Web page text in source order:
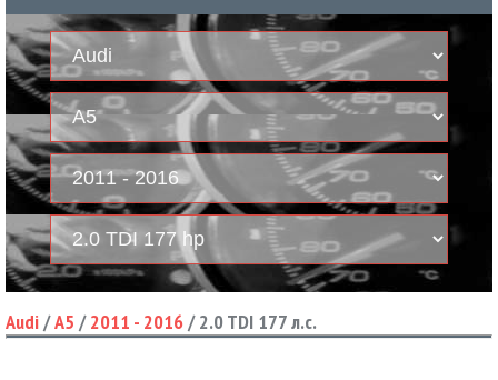
Audi/A5 /2011 - 2016/2.0 TDI 177 л.с.